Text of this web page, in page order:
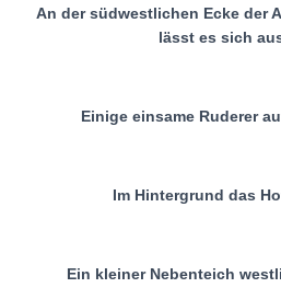
An der südwestlichen Ecke der
lässt es sich
Einige einsame Ruderer
Im Hintergrund das
Ein kleiner Nebenteich